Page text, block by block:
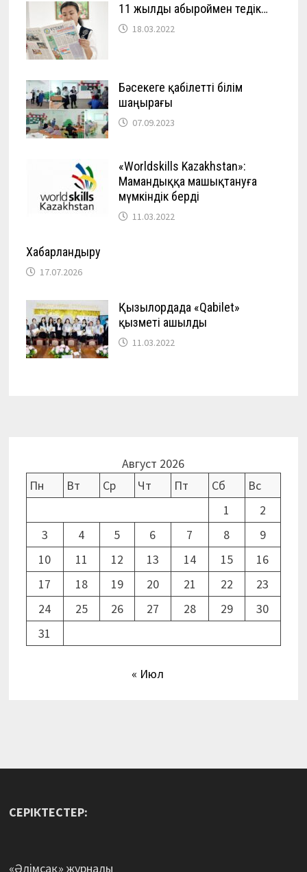
11 жылды абыроймен өтедік…
18.03.2022
Бәсекеге қабілетті білім
шаңырағы
07.09.2023
«Worldskills Kazakhstan»:
Мамандыққа машықтануға
мүмкіндік берді
11.03.2022
Хабарландыру
17.07.2026
Қызылордада «Qabilet»
қызметі ашылды
11.03.2022
Август 2026
Пн
Вт Ср Чт Пт Сб
Вс
1
2
3
4 5 6 7 8
9
10
11 12 13 14 15
16
17
18 19 20 21 22
23
24
25 26 27 28 29
30
31
« Июл
СЕРІКТЕСТЕР:
«Әлімсақ» журналы